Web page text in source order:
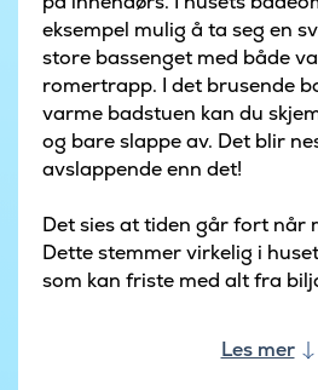
eksempel mulig å ta seg en
store bassenget med både
romertrapp. I det brusende
varme badstuen kan du
og bare slappe av. Det blir
avslappende enn det!
Det sies at tiden går fort når
Dette stemmer virkelig i
som kan friste med alt fra
en sofagruppe og en bar, så
seg tilbake og heie på de
Les mer